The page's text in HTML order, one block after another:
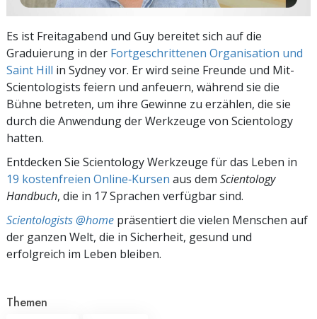
Es ist Freitagabend und Guy bereitet sich auf die
Graduierung in der Fortgeschrittenen Organisation und
Saint Hill in Sydney vor. Er wird seine Freunde und Mit-
Scientologists feiern und anfeuern, während sie die
Bühne betreten, um ihre Gewinne zu erzählen, die sie
durch die Anwendung der Werkzeuge von Scientology
hatten.
Entdecken Sie Scientology Werkzeuge für das Leben in
19 kostenfreien Online‑Kursen aus dem Scientology
Handbuch, die in 17 Sprachen verfügbar sind.
Scientologists @home präsentiert die vielen Menschen auf
der ganzen Welt, die in Sicherheit, gesund und
erfolgreich im Leben bleiben.
Themen